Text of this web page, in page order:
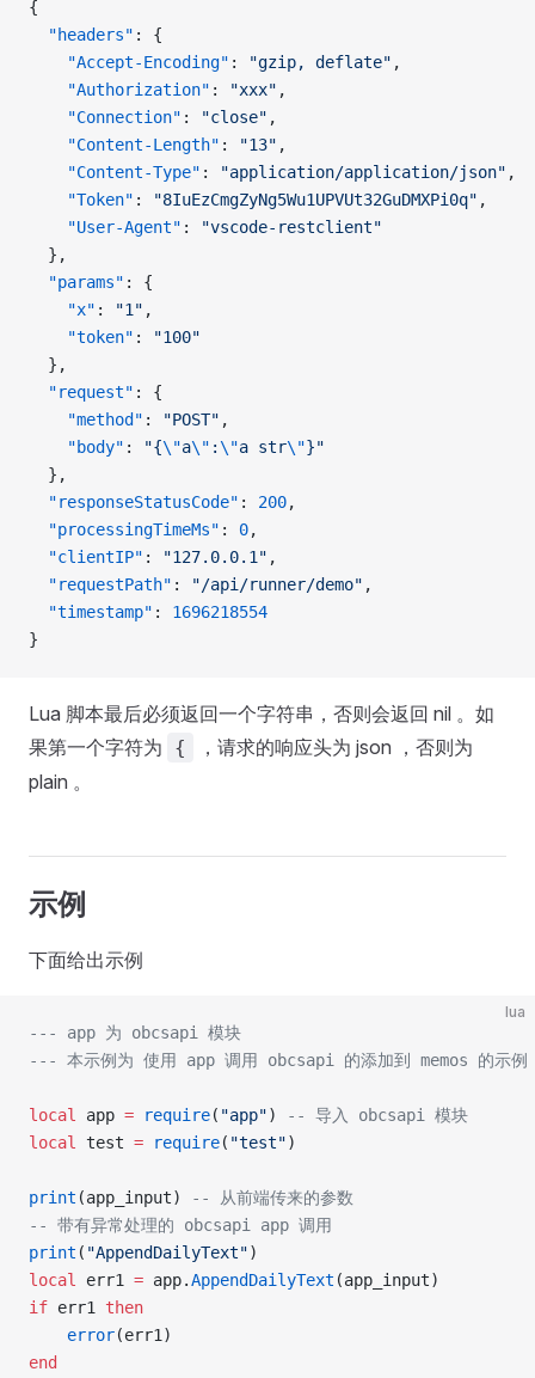
{
  "headers"
: {
    "Accept-Encoding"
: "gzip, deflate" ,
    "Authorization"
: "xxx" ,
    "Connection"
: "close" ,
    "Content-Length"
: "13" ,
    "Content-Type"
: "application/application/json" ,
    "Token"
: "8IuEzCmgZyNg5Wu1UPVUt32GuDMXPi0q" ,
    "User-Agent"
:
"vscode-restclient"
  },
  "params"
: {
    "x"
: "1" ,
    "token"
:
"100"
  },
  "request"
: {
    "method"
: "POST" ,
    "body"
: "{\"a\" :\"a str\"}"
  },
  "responseStatusCode"
: 200,
  "processingTimeMs"
: 0,
  "clientIP"
: "127.0.0.1" ,
  "requestPath"
: "/api/runner/demo" ,
  "timestamp"
: 1696218554
}
Lua 脚本最后必须返回一个字符串，否则会返回 nil 。如
果第一个字符为
{
，请求的响应头为 json ，否则为
plain 。
示例
下面给出示例
lua
--- app 为 obcsapi 模块
--- 本示例为 使用 app 调用 obcsapi 的添加到 memos 的示例
local app = require( "app")
-- 导入 obcsapi 模块
local
test = require( "test")
print (app_input)
-- 从前端传来的参数
-- 带有异常处理的 obcsapi app 调用
print ( "AppendDailyText")
local
err1 = app.AppendDailyText (app_input)
if err1 then
    error
(err1)
end